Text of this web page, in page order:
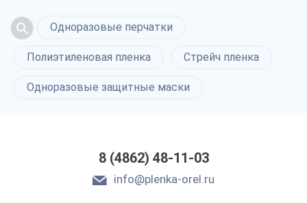
Одноразовые перчатки
Полиэтиленовая пленка Стрейч пленка
Одноразовые защитные маски
8 (4862) 48-11-03
info@plenka-orel.ru